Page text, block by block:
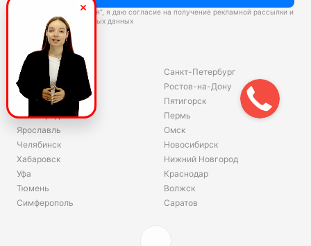
Нажимая “Подписаться”, я даю согласие на получение рекламной рассылки и
обработку персональных данных
Склады
Владивосток
Екатеринбург
Красноярск
Волгоград
Ярославль
Челябинск
Хабаровск
Уфа
Тюмень
Симферополь
Санкт-Петербург
Ростов-на-Дону
Пятигорск
Пермь
Омск
Новосибирск
Нижний Новгород
Краснодар
Волжск
Саратов